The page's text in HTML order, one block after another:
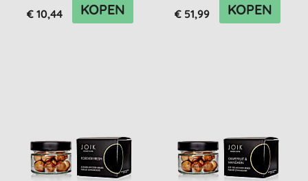
€ 10,44 KOPEN € 51,99 KOPEN